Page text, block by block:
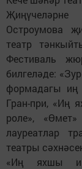
Остроумова
театр
Фестиваль
билгеләде:
формадагы иң
Гран-при, «Иң
роле»,
лауреатлар
театры
«Иң яхшы